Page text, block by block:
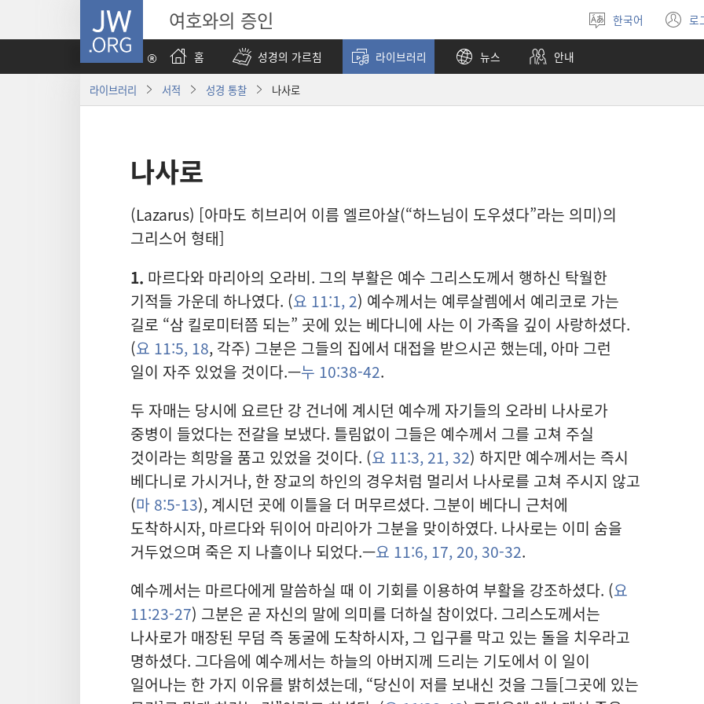
JW.ORG 여호와의 증인
언어
선택
한국어 로
(
창
홈
성경의 가르침 라이브러리 뉴스 안내
라이브러리 서적 성경 통찰 나사로
나사로
(Lazarus) [아마도 히브리어 이름 엘르아살(“하느님이 도우셨다”라는 의미)의
그리스어 형태]
1. 마르다와 마리아의 오라비. 그의 부활은 예수 그리스도께서 행하신 탁월한
기적들 가운데 하나였다. (요 11:1, 2) 예수께서는 예루살렘에서 예리코로 가는
길로 “삼 킬로미터쯤 되는” 곳에 있는 베다니에 사는 이 가족을 깊이 사랑하셨다.
(요 11:5, 18, 각주) 그분은 그들의 집에서 대접을 받으시곤 했는데, 아마 그런
일이 자주 있었을 것이다.—누 10:38-42.
두 자매는 당시에 요르단 강 건너에 계시던 예수께 자기들의 오라비 나사로가
중병이 들었다는 전갈을 보냈다. 틀림없이 그들은 예수께서 그를 고쳐 주실
것이라는 희망을 품고 있었을 것이다. (요 11:3,21, 32) 하지만 예수께서는 즉시
베다니로 가시거나, 한 장교의 하인의 경우처럼 멀리서 나사로를 고쳐 주시지 않고
(마 8:5-13), 계시던 곳에 이틀을 더 머무르셨다. 그분이 베다니 근처에
도착하시자, 마르다와 뒤이어 마리아가 그분을 맞이하였다. 나사로는 이미 숨을
거두었으며 죽은 지 나흘이나 되었다.—요 11:6, 17,20, 30-32.
예수께서는 마르다에게 말씀하실 때 이 기회를 이용하여 부활을 강조하셨다. (요
11:23-27) 그분은 곧 자신의 말에 의미를 더하실 참이었다. 그리스도께서는
나사로가 매장된 무덤 즉 동굴에 도착하시자, 그 입구를 막고 있는 돌을 치우라고
명하셨다. 그다음에 예수께서는 하늘의 아버지께 드리는 기도에서 이 일이
일어나는 한 가지 이유를 밝히셨는데, “당신이 저를 보내신 것을 그들[그곳에 있는